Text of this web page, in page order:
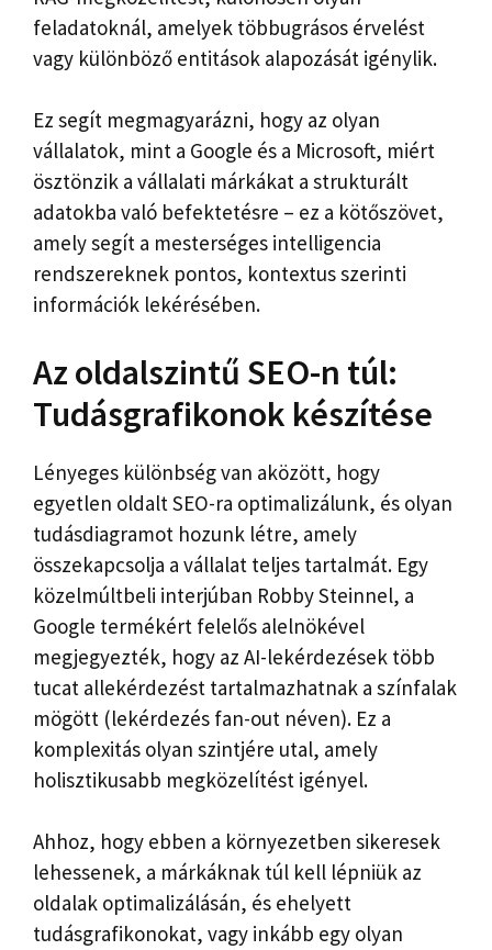
feladatoknál, amelyek többugrásos érvelést
vagy különböző entitások alapozását igénylik.
Ez segít megmagyarázni, hogy az olyan
vállalatok, mint a Google és a Microsoft, miért
ösztönzik a vállalati márkákat a strukturált
adatokba való befektetésre – ez a kötőszövet,
amely segít a mesterséges intelligencia
rendszereknek pontos, kontextus szerinti
információk lekérésében.
Az oldalszintű SEO-n túl:
Tudásgrafikonok készítése
Lényeges különbség van aközött, hogy
egyetlen oldalt SEO-ra optimalizálunk, és olyan
tudásdiagramot hozunk létre, amely
összekapcsolja a vállalat teljes tartalmát. Egy
közelmúltbeli interjúban Robby Steinnel, a
Google termékért felelős alelnökével
megjegyezték, hogy az AI-lekérdezések több
tucat allekérdezést tartalmazhatnak a színfalak
mögött (lekérdezés fan-out néven). Ez a
komplexitás olyan szintjére utal, amely
holisztikusabb megközelítést igényel.
Ahhoz, hogy ebben a környezetben sikeresek
lehessenek, a márkáknak túl kell lépniük az
oldalak optimalizálásán, és ehelyett
tudásgrafikonokat, vagy inkább egy olyan